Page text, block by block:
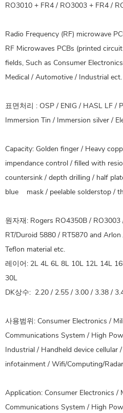
RO3010 + FR4 / RO3003 + FR4 /
Radio Frequency (RF) microwave
RF Microwaves PCBs (printed
fields, Such as Consumer
Medical / Automotive / Industrial ect.
표면처리 : OSP / ENIG / HASL LF /
Immersion Tin / Immersion silver /
Capacity: Golden finger / Heavy
impendance control / filled with
countersink / depth drilling / half
blue mask / peelable solderstop /
원자재: Rogers RO4350B /
RT/Duroid 5880 / RT5870 and
Teflon material etc.
레이어: 2L 4L 6L 8L 10L 12L 14L
30L
DK상수: 2.20 / 2.55 / 3.00 / 3.38 /
사용범위: Consumer Electronics /
Communications System / High
Industrial / Handheld device cellular
infotainment / Wifi/Computing/
Application: Consumer Electronics /
Communications System / High